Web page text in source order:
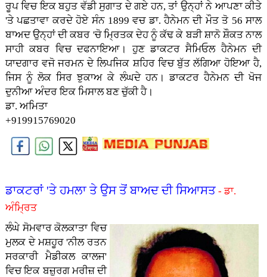
ਰੂਪ ਵਿਚ ਇਕ ਬਹੁਤ ਵੱਡੀ ਸੁਗਾਤ ਦੇ ਗਏ ਹਨ, ਤਾਂ ਉਨ੍ਹਾਂ ਨੇ ਆਪਣਾ ਕੀਤੇ
'ਤੇ ਪਛਤਾਵਾ ਕਰਦੇ ਹੋਏ ਸੰਨ 1899 ਵਚ ਡਾ. ਹੈਨੇਮਨ ਦੀ ਮੌਤ ਤੋ 56 ਸਾਲ
ਬਾਅਦ ਉਨ੍ਹਾਂ ਦੀ ਕਬਰ 'ਚੋ ਮ੍ਰਿਤਕ ਦੇਹ ਨੂੰ ਕੱਢ ਕੇ ਬੜੀ ਸ਼ਾਨੋ ਸ਼ੌਕਤ ਨਾਲ
ਸਾਹੀ ਕਬਰ ਵਿਚ ਦਫਨਾਇਆ। ਹੁਣ ਡਾਕਟਰ ਸੈਮਿਓਲ ਹੈਨੇਮਨ ਦੀ
ਯਾਦਗਾਰ ਵਜੋ ਜਰਮਨ ਦੇ ਲਿਪਜਿਕ ਸ਼ਹਿਰ ਵਿਚ ਬੁੱਤ ਲੱਗਿਆ ਹੋਇਆ ਹੈ,
ਜਿਸ ਨੂੰ ਲੋਕ ਸਿਰ ਝੁਕਾਅ ਕੇ ਲੰਘਦੇ ਹਨ। ਡਾਕਟਰ ਹੈਨੇਮਨ ਦੀ ਖੋਜ
ਦੁਨੀਆ ਅੰਦਰ ਇਕ ਮਿਸਾਲ ਬਣ ਚੁੱਕੀ ਹੈ।
ਡਾ. ਅਮਿਤਾ
+919915769020
ਡਾਕਟਰਾਂ 'ਤੇ ਹਮਲਾ ਤੇ ਉਸ ਤੋਂ ਬਾਅਦ ਦੀ ਸਿਆਸਤ- ਡਾ.
ਅੰਮ੍ਰਿਤ
ਲੰਘੇ ਸੋਮਵਾਰ ਕੋਲਕਾਤਾ ਵਿਚ
ਮੁਲਕ ਦੇ ਮਸ਼ਹੂਰ 'ਨੀਲ ਰਤਨ
ਸਰਕਾਰੀ ਮੈਡੀਕਲ ਕਾਲਜ'
ਵਿਚ ਇਕ ਬਜ਼ੁਰਗ ਮਰੀਜ਼ ਦੀ